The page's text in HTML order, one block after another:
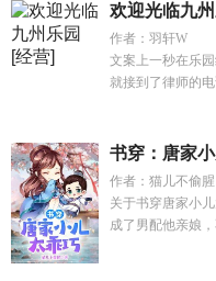
欢迎光临九
作者：羽轩W
文案上一秒在乐
就接到了律师的
书穿：唐家
作者：猫儿不偷腥
关于书穿唐家小
成了男配他亲娘